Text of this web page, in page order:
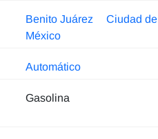
Benito Juárez
Ciudad de
México
Automático
Gasolina